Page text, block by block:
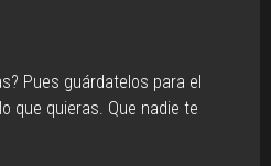
Pues guárdatelos para el
que quieras. Que nadie te